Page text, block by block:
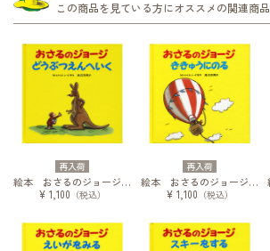
この商品を見ている方にオススメの関連商品
再入荷
絵本 おさるのジョージ どうぶつえんへいく
¥ 1,100 （税込）
再入荷
絵本 おさるのジョージ ききゅうにのる
¥ 1,100 （税込）